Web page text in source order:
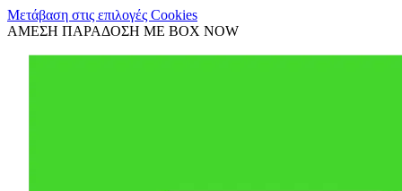
Μετάβαση στις επιλογές Cookies
ΑΜΕΣΗ ΠΑΡΑΔΟΣΗ ΜΕ BOX NOW